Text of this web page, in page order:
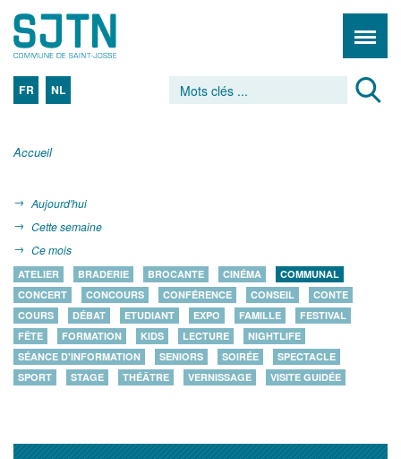
FR NL
Accueil
Aujourd'hui
Cette semaine
Ce mois
ATELIER BRADERIE BROCANTE CINÉMA
COMMUNAL
CONCERT
CONCOURS CONFÉRENCE CONSEIL
CONTE
COURS
DÉBAT ETUDIANT EXPO FAMILLE
FESTIVAL
FÊTE
FORMATION KIDS LECTURE
NIGHTLIFE
SÉANCE D'INFORMATION
SENIORS SOIRÉE
SPECTACLE
SPORT
STAGE THÉÂTRE VERNISSAGE VISITE GUIDÉE